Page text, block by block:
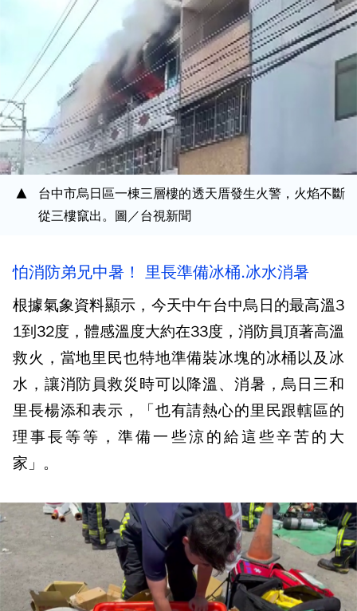
台中市烏日區一棟三層樓的透天厝發生火警，火焰不斷
從三樓竄出。圖／台視新聞
怕消防弟兄中暑！ 里長準備冰桶.冰水消暑
根據氣象資料顯示，今天中午台中烏日的最高溫3
1到32度，體感溫度大約在33度，消防員頂著高溫
救火，當地里民也特地準備裝冰塊的冰桶以及冰
水，讓消防員救災時可以降溫、消暑，烏日三和
里長楊添和表示，「也有請熱心的里民跟轄區的
理事長等等，準備一些涼的給這些辛苦的大
家」。